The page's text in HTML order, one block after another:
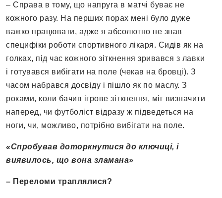
– Справа в тому, що напруга в матчі буває не
кожного разу. На перших порах мені було дуже
важко працювати, адже я абсолютно не знав
специфіки роботи спортивного лікаря. Сидів як на
голках, під час кожного зіткнення зривався з лавки
і готувався вибігати на поле (чекав на бровці). З
часом набрався досвіду і пішло як по маслу. З
роками, коли бачив ігрове зіткнення, міг визначити
наперед, чи футболіст відразу ж підведеться на
ноги, чи, можливо, потрібно вибігати на поле.
«Спробував доторкнутися до ключиці, і
виявилось, що вона зламана»
– Переломи траплялися?